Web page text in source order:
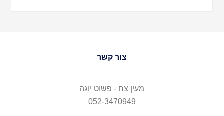
צור קשר
מעין צח - פשוט יוגה
052-3470949